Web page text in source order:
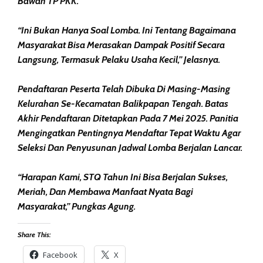
“Ini Bukan Hanya Soal Lomba. Ini Tentang Bagaimana
Masyarakat Bisa Merasakan Dampak Positif Secara
Langsung, Termasuk Pelaku Usaha Kecil,” Jelasnya.
Pendaftaran Peserta Telah Dibuka Di Masing-Masing
Kelurahan Se-Kecamatan Balikpapan Tengah. Batas
Akhir Pendaftaran Ditetapkan Pada 7 Mei 2025. Panitia
Mengingatkan Pentingnya Mendaftar Tepat Waktu Agar
Seleksi Dan Penyusunan Jadwal Lomba Berjalan Lancar.
“Harapan Kami, STQ Tahun Ini Bisa Berjalan Sukses,
Meriah, Dan Membawa Manfaat Nyata Bagi
Masyarakat,” Pungkas Agung.
Share This:
Facebook X